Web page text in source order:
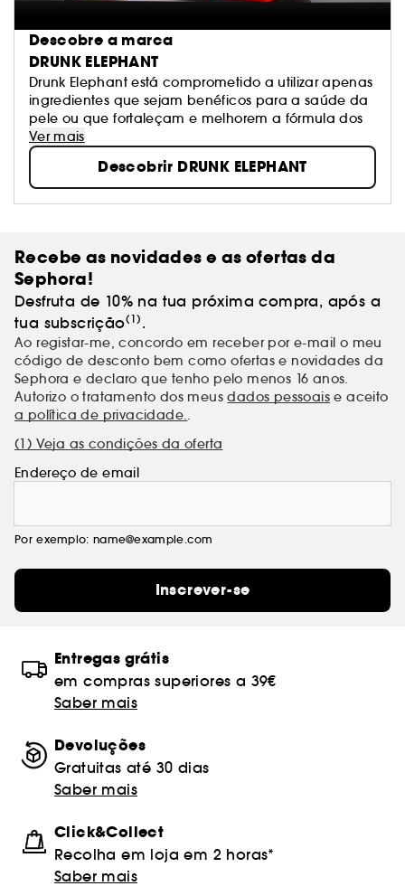
Descobre a marca
DRUNK ELEPHANT
Drunk Elephant está comprometido a utilizar apenas
ingredientes que sejam benéficos para a saúde da
pele ou que fortaleçam e melhorem a fórmula dos
Ver mais
Descobrir DRUNK ELEPHANT
Recebe as novidades e as ofertas da
Sephora!
Desfruta de 10% na tua próxima compra, após a
tua subscrição(1) .
Ao registar-me, concordo em receber por e-mail o meu
código de desconto bem como ofertas e novidades da
Sephora e declaro que tenho pelo menos 16 anos.
Autorizo o tratamento dos meusdados pessoais e aceito
a política de privacidade.
(1) Veja as condições da oferta
Endereço de email
Por exemplo: name@example.com
Inscrever-se
Entregas grátis
em compras superiores a 39€
Saber mais
Devoluções
Gratuitas até 30 dias
Saber mais
Click&Collect
Recolha em loja em 2 horas*
Saber mais